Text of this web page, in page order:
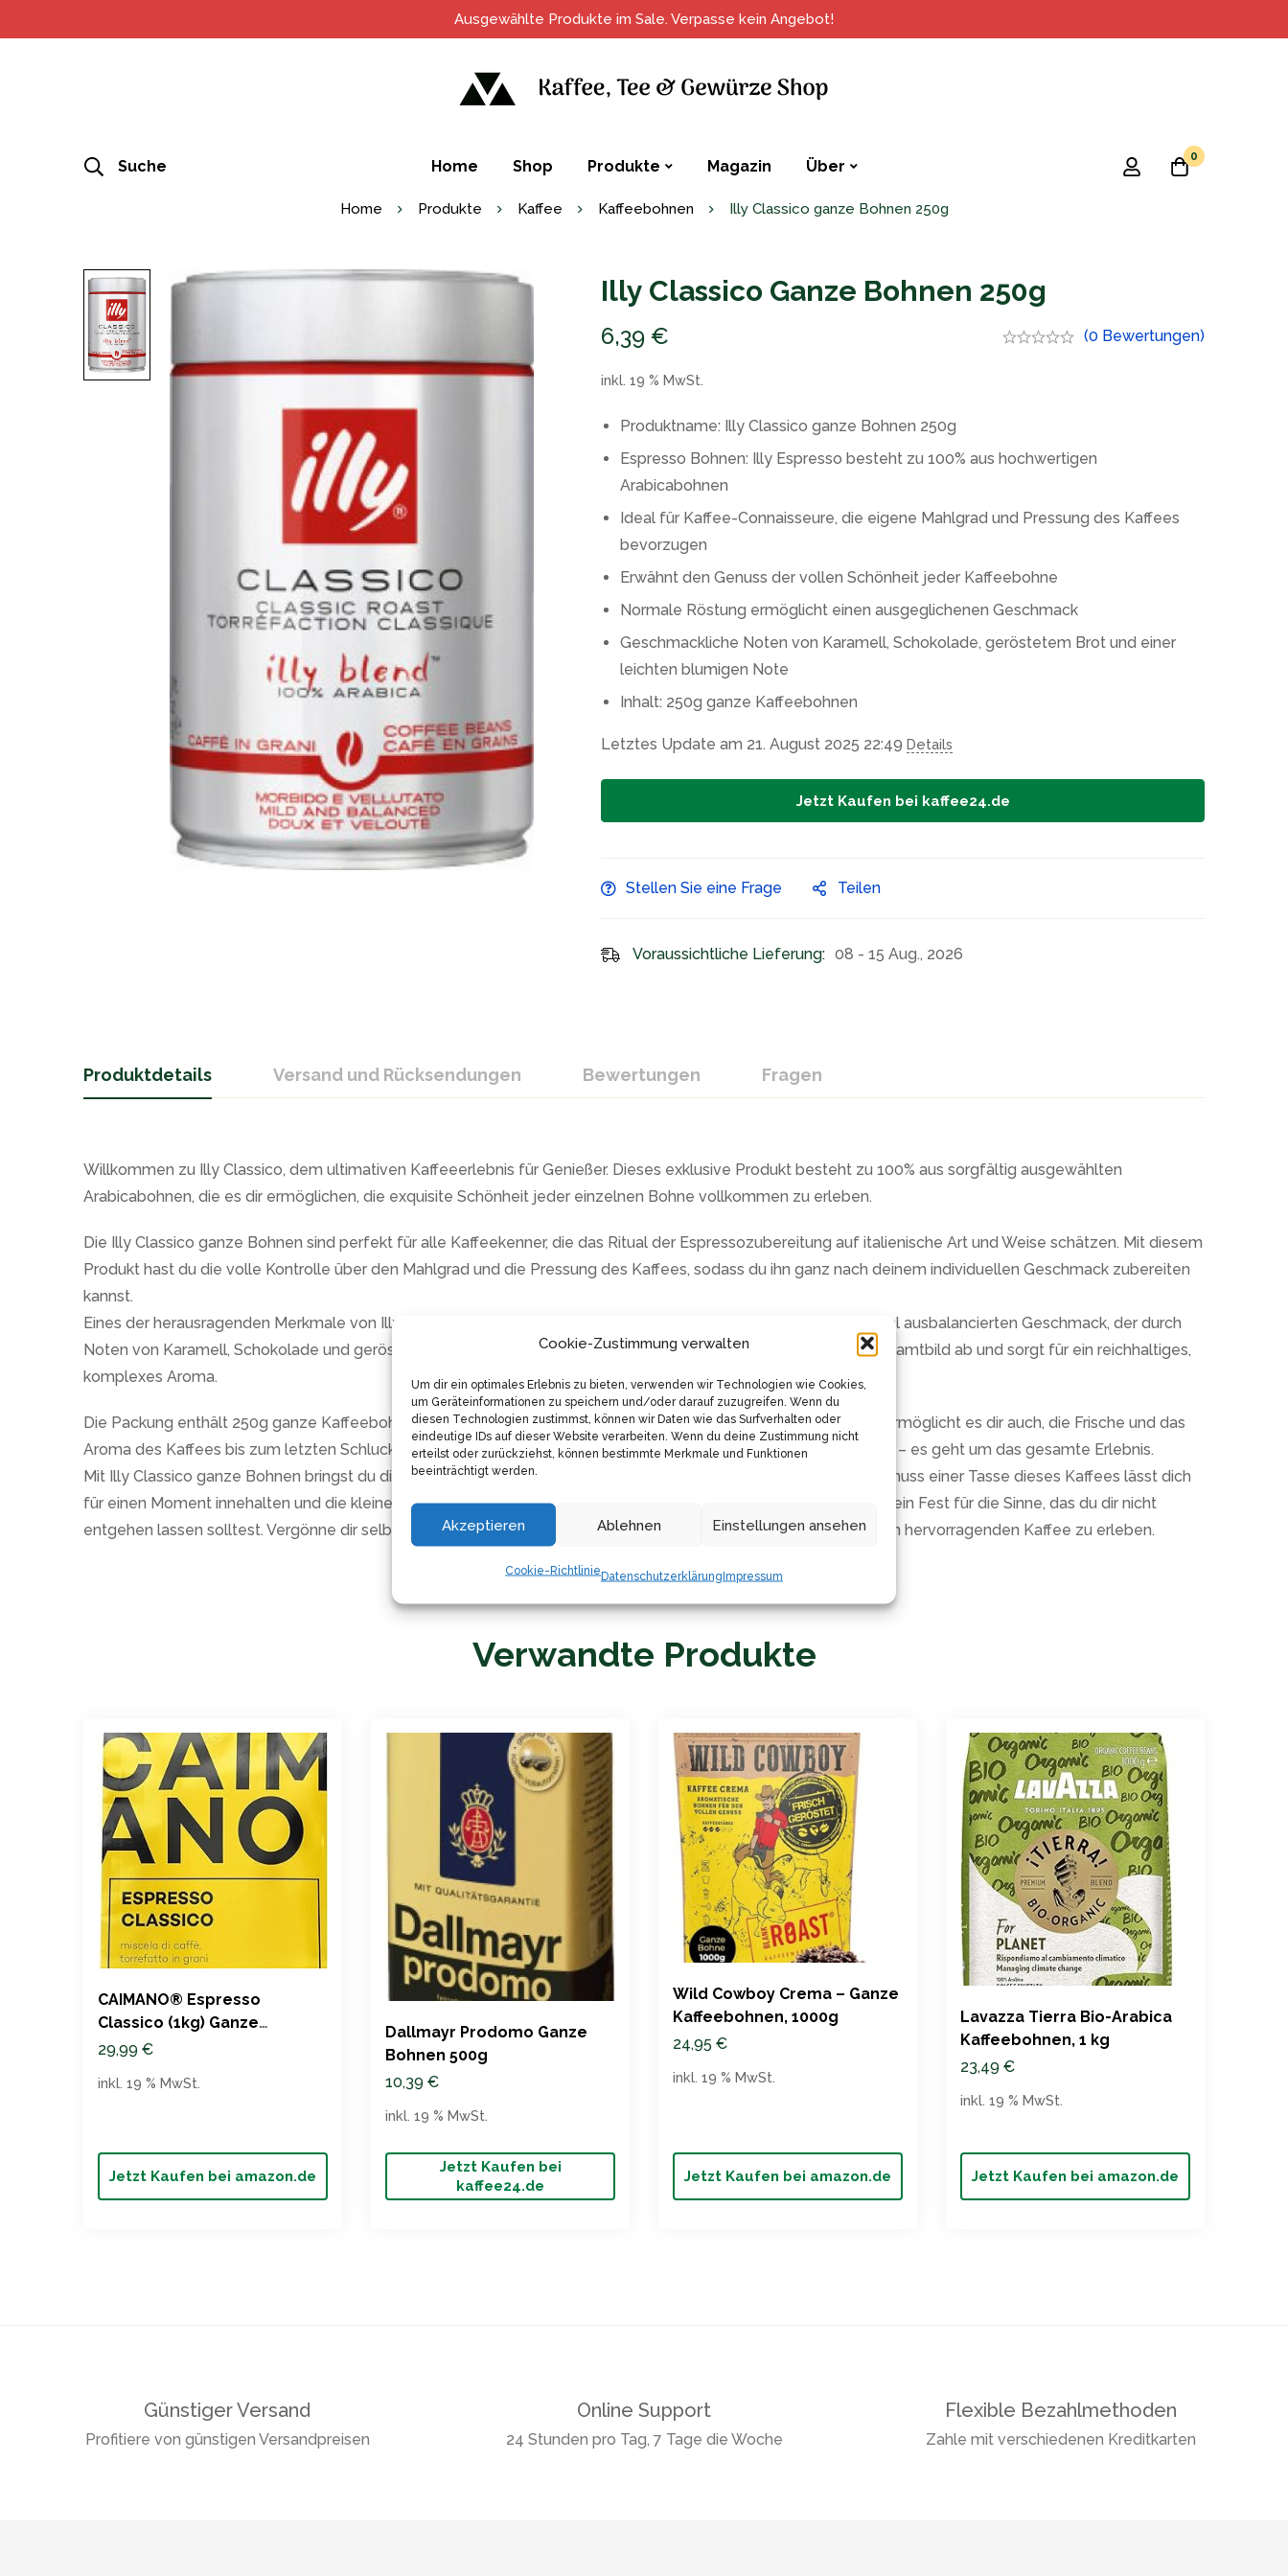
Cookie-Zustimmung verwalten
Um dir ein optimales Erlebnis zu bieten, verwenden wir Technologien wie Cookies,
um Geräteinformationen zu speichern und/oder darauf zuzugreifen. Wenn du
diesen Technologien zustimmst, können wir Daten wie das Surfverhalten oder
eindeutige IDs auf dieser Website verarbeiten. Wenn du deine Zustimmung nicht
erteilst oder zurückziehst, können bestimmte Merkmale und Funktionen
beeinträchtigt werden.
Akzeptieren Ablehnen Einstellungen ansehen
Cookie-RichtlinieDatenschutzerklärungImpressum
Ausgewählte Produkte im Sale. Verpasse kein Angebot!
Suche Home Shop Produkte Magazin Über
0
Home Produkte Kaffee Kaffeebohnen Illy Classico ganze Bohnen 250g
Illy Classico Ganze Bohnen 250g
6,39 € (0 Bewertungen)
inkl. 19 % MwSt.
Produktname: Illy Classico ganze Bohnen 250g
Espresso Bohnen: Illy Espresso besteht zu 100% aus hochwertigen
Arabicabohnen
Ideal für Kaffee-Connaisseure, die eigene Mahlgrad und Pressung des Kaffees
bevorzugen
Erwähnt den Genuss der vollen Schönheit jeder Kaffeebohne
Normale Röstung ermöglicht einen ausgeglichenen Geschmack
Geschmackliche Noten von Karamell, Schokolade, geröstetem Brot und einer
leichten blumigen Note
Inhalt: 250g ganze Kaffeebohnen
Letztes Update am 21. August 2025 22:49 Details
Jetzt Kaufen bei kaffee24.de
Stellen Sie eine Frage Teilen
Voraussichtliche Lieferung: 08 - 15 Aug., 2026
Produktdetails Versand und Rücksendungen Bewertungen Fragen
Willkommen zu Illy Classico, dem ultimativen Kaffeeerlebnis für Genießer. Dieses exklusive Produkt besteht zu 100% aus sorgfältig ausgewählten
Arabicabohnen, die es dir ermöglichen, die exquisite Schönheit jeder einzelnen Bohne vollkommen zu erleben.
Die Illy Classico ganze Bohnen sind perfekt für alle Kaffeekenner, die das Ritual der Espressozubereitung auf italienische Art und Weise schätzen. Mit diesem
Produkt hast du die volle Kontrolle über den Mahlgrad und die Pressung des Kaffees, sodass du ihn ganz nach deinem individuellen Geschmack zubereiten
kannst.
Eines der herausragenden Merkmale von Illy Classico ist die normale Röstung der Bohnen. Sie sorgt für einen wohl ausbalancierten Geschmack, der durch
Noten von Karamell, Schokolade und geröstetem Brot veredelt wird. Ein Hauch von Blumennoten rundet das Gesamtbild ab und sorgt für ein reichhaltiges,
komplexes Aroma.
Die Packung enthält 250g ganze Kaffeebohnen. Dies garantiert dir nicht nur mehrere Genussmomente, sondern ermöglicht es dir auch, die Frische und das
Aroma des Kaffees bis zum letzten Schluck beizubehalten. Denn bei Illy Classico geht es nicht nur um den Kaffee – es geht um das gesamte Erlebnis.
Mit Illy Classico ganze Bohnen bringst du die Magie der italienischen Kaffeekultur direkt zu dir nach Hause. Der Genuss einer Tasse dieses Kaffees lässt dich
für einen Moment innehalten und die kleinen Freuden des Lebens schätzen. Es ist mehr als nur ein Kaffee – es ist ein Fest für die Sinne, das du dir nicht
entgehen lassen solltest. Vergönne dir selbst oder einem Kaffeeliebhaber in deinem Leben das Vergnügen, diesen hervorragenden Kaffee zu erleben.
Verwandte Produkte
CAIMANO® Espresso
Classico (1kg) Ganze
Espressobohnen
29,99 €
Jetzt Kaufen bei amazon.de
inkl. 19 % MwSt.
Dallmayr Prodomo Ganze
Bohnen 500g
10,39 €
Jetzt Kaufen bei
kaffee24.de
inkl. 19 % MwSt.
Wild Cowboy Crema – Ganze
Kaffeebohnen, 1000g
24,95 €
Jetzt Kaufen bei amazon.de
inkl. 19 % MwSt.
Lavazza Tierra Bio-Arabica
Kaffeebohnen, 1 kg
23,49 €
Jetzt Kaufen bei amazon.de
inkl. 19 % MwSt.
Günstiger Versand
Profitiere von günstigen Versandpreisen
Online Support
24 Stunden pro Tag, 7 Tage die Woche
Flexible Bezahlmethoden
Zahle mit verschiedenen Kreditkarten